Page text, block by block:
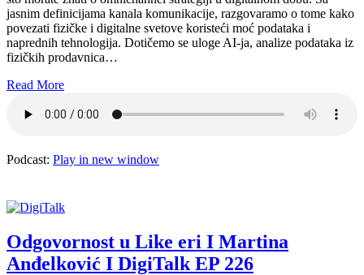
jasnim definicijama kanala komunikacije, razgovaramo o tome kako
povezati fizičke i digitalne svetove koristeći moć podataka i
naprednih tehnologija. Dotičemo se uloge AI-ja, analize podataka iz
fizičkih prodavnica…
Read More
Podcast: Play in new window
Odgovornost u Like eri I Martina
Anđelković I DigiTalk EP 226